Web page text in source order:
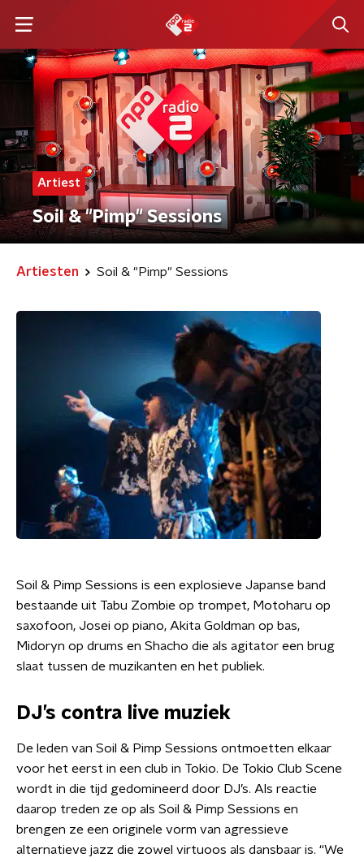
Artiest
Soil & "Pimp" Sessions
Artiesten Soil & "Pimp" Sessions
Soil & Pimp Sessions is een explosieve Japanse band
bestaande uit Tabu Zombie op trompet, Motoharu op
saxofoon, Josei op piano, Akita Goldman op bas,
Midoryn op drums en Shacho die als agitator een brug
slaat tussen de muzikanten en het publiek.
DJ’s contra live muziek
De leden van Soil & Pimp Sessions ontmoetten elkaar
voor het eerst in een club in Tokio. De Tokio Club Scene
wordt in die tijd gedomineerd door DJ’s. Als reactie
daarop treden ze op als Soil & Pimp Sessions en
brengen ze een originele vorm van agressieve
alternatieve jazz die zowel virtuoos als dansbaar is. “We